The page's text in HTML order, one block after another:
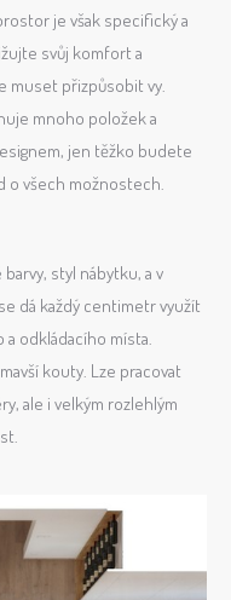
je však specifický a
svůj komfort a
muset přizpůsobit vy.
mnoho položek a
jen těžko budete
o všech možnostech.
styl nábytku, a v
dá každý centimetr využít
odkládacího místa.
kouty. Lze pracovat
ale i velkým rozlehlým